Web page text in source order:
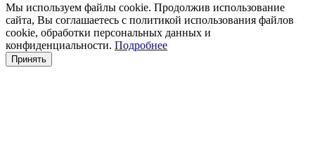
Мы используем файлы cookie. Продолжив использование
сайта, Вы соглашаетесь с политикой использования файлов
cookie, обработки персональных данных и
конфиденциальности. Подробнее
Принять